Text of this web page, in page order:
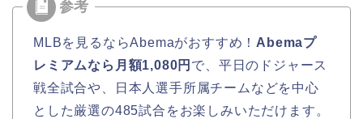
MLBを見るならAbemaがおすすめ！ Abemaプ
レミアムなら月額1,080円 で、平日のドジャース
戦全試合や、日本人選手所属チームなどを中心
とした厳選の485試合をお楽しみいただけます。